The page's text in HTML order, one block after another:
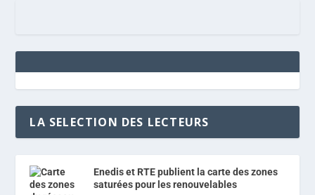
LA SELECTION DES LECTEURS
Enedis et RTE publient la carte des zones
saturées pour les renouvelables